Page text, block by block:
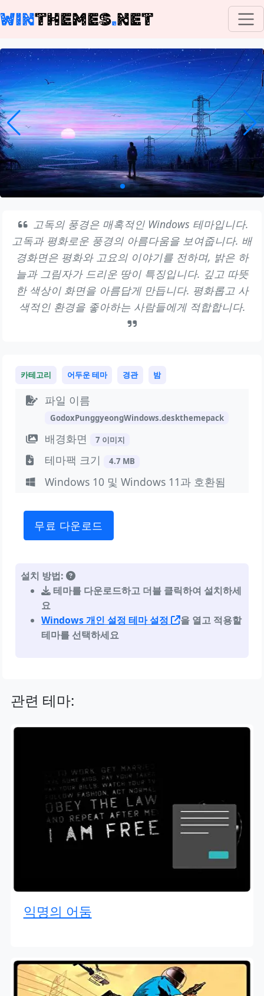
WINTHEMES.NET
고독의 풍경은 매혹적인 Windows 테마입니다.
고독과 평화로운 풍경의 아름다움을 보여줍니다. 배
경화면은 평화와 고요의 이야기를 전하며, 밝은 하
늘과 그림자가 드리운 땅이 특징입니다. 깊고 따뜻
한 색상이 화면을 아름답게 만듭니다. 평화롭고 사
색적인 환경을 좋아하는 사람들에게 적합합니다.
카테고리 어두운 테마 경관 밤
파일 이름
GodoxPunggyeongWindows.deskthemepack
배경화면 7 이미지
테마팩 크기 4.7 MB
Windows 10 및 Windows 11과 호환됨
무료 다운로드
설치 방법:
테마를 다운로드하고 더블 클릭하여 설치하세
요
Windows 개인 설정 테마 설정
을 열고 적용할
테마를 선택하세요
관련 테마:
익명의 어둠